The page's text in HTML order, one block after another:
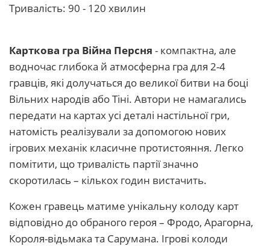
Тривалість: 90 - 120 хвилин
Карткова гра Війна Персня - компактна, але
водночас глибока й атмосферна гра для 2-4
гравців, які долучаться до великої битви на боці
Вільних народів або Тіні. Автори не намагались
передати на картах усі деталі настільної гри,
натомість реалізували за допомогою нових
ігрових механік класичне протистояння. Легко
помітити, що тривалість партії значно
скоротилась – кількох годин вистачить.
Кожен гравець матиме унікальну колоду карт
відповідно до обраного героя – Фродо, Арагорна,
Короля-відьмака та Сарумана. Ігрові колоди